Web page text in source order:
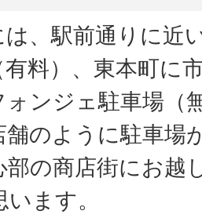
、駅前通りに近
料）、東本町に
ォンジェ駐車場
のように駐車場
の商店街にお越
ます。